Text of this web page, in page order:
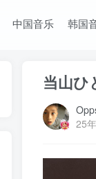
中国音乐 韩国
当山ひ
25